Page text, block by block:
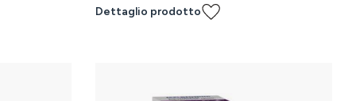
Dettaglio prodotto